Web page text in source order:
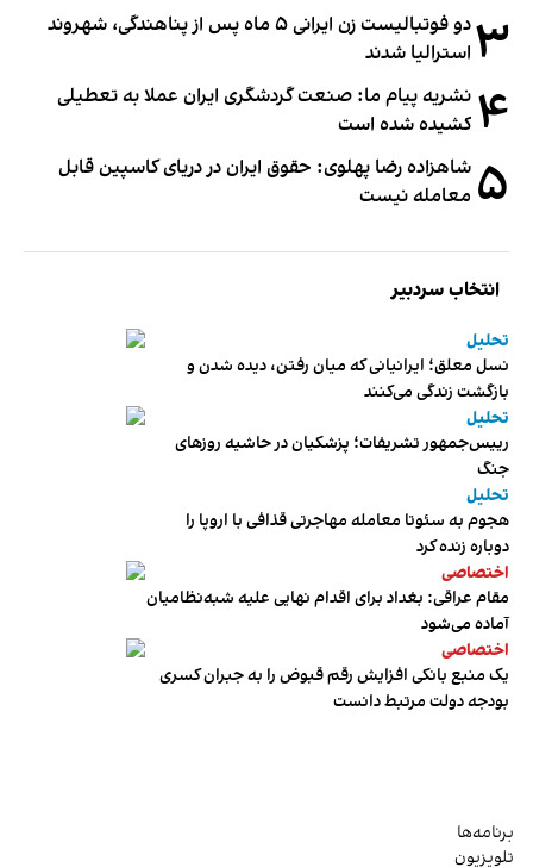
۳
دو فوتبالیست زن ایرانی ۵ ماه پس از پناهندگی، شهروند
استرالیا شدند
۴ نشریه پیام ما: صنعت گردشگری ایران عملا به تعطیلی
کشیده شده است
۵ شاهزاده رضا پهلوی: حقوق ایران در دریای کاسپین قابل
معامله نیست
انتخاب سردبیر
تحلیل
نسل معلق؛ ایرانیانی که میان رفتن، دیده شدن و
بازگشت زندگی می‌کنند
تحلیل
رییس‌جمهور تشریفات؛ پزشکیان در حاشیه روزهای
جنگ
تحلیل
هجوم به سئوتا معامله مهاجرتی قذافی با اروپا را
دوباره زنده کرد
اختصاصی
مقام عراقی: بغداد برای اقدام نهایی علیه شبه‌نظامیان
آماده می‌شود
اختصاصی
یک منبع بانکی افزایش رقم قبوض را به جبران کسری
بودجه دولت مرتبط دانست
برنامه‌ها
تلویزیون